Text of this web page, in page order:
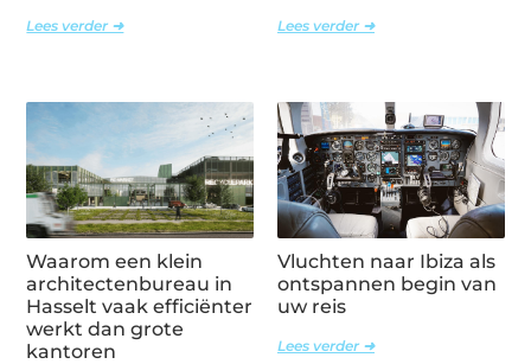
Lees verder ➜ Lees verder ➜
Waarom een klein
architectenbureau in
Hasselt vaak efficiënter
werkt dan grote
kantoren
Vluchten naar Ibiza als
ontspannen begin van
uw reis
Lees verder ➜